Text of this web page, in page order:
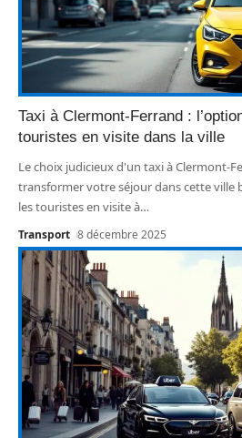
Taxi à Clermont-Ferrand :
touristes en visite dans la ville
Le choix judicieux d'un taxi à Clermont-
transformer votre séjour dans cette ville
les touristes en visite à…
Transport 8 décembre 2025